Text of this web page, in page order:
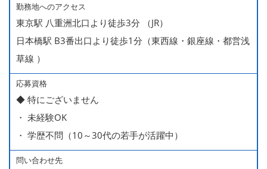
＜給与モデル＞
450万円／社員（20代・入社1年目・入籍予定のパートナ
ー持ち）
490万円／店長代理（20代・入社2年目・入社後に結婚。
ラブラブな新婚さん）
540万円／店長（20代・入社3年目・ 育休取得して、更に
やる気MAXの2児のお父さん）
670万円／統括店長（30代・入社7年目・中学生の長男筆
頭に3人の子供を持つ一家の大黒柱）
勤務地へのアクセス
東京駅 八重洲北口より徒歩3分 （JR）
日本橋駅 B3番出口より徒歩1分（東西線・銀座線・都営浅
草線 ）
応募資格
◆ 特にございません
・ 未経験OK
・ 学歴不問（10～30代の若手が活躍中）
問い合わせ先